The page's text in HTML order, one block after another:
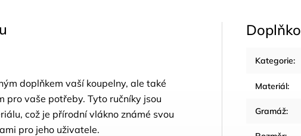
doplňkem vaší koupelny, ale také
pro vaše potřeby. Tyto ručníky jsou
což je přírodní vlákno známé svou
pro jeho uživatele.
Kategorie:
Materiál:
Gramáž: